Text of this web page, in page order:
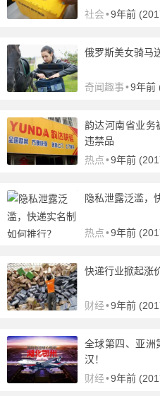
社会•9年前
俄罗斯美女骑马
奇闻趣事•9年前
韵达河南省业务
违禁品
热点•9年前
隐私泄露泛滥，
热点•9年前
快递行业掀起涨
财经•9年前
全球第四、亚洲
汉！
财经•9年前